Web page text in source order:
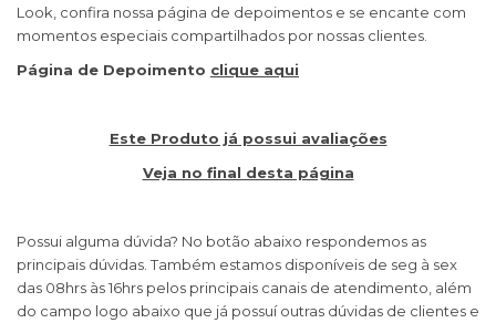
Look, confira nossa página de depoimentos e se encante com
momentos especiais compartilhados por nossas clientes.
Página de Depoimento clique aqui
Este Produto já possui avaliações
Veja no final desta página
Possui alguma dúvida? No botão abaixo respondemos as
principais dúvidas. Também estamos disponíveis de seg à sex
das 08hrs às 16hrs pelos principais canais de atendimento, além
do campo logo abaixo que já possuí outras dúvidas de clientes e